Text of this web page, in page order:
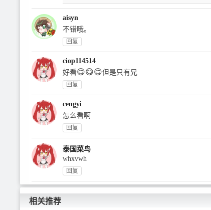
aisyn
不错哦。
回复
ciop114514
好看😋😋😋但是只有兄
回复
cengyi
怎么看啊
回复
泰国菜鸟
whxvwh
回复
相关推荐